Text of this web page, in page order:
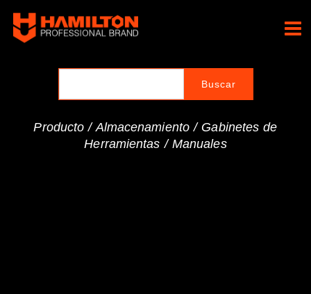
contenido
Producto /Almacenamiento / Gabinetes de
Herramientas / Manuales